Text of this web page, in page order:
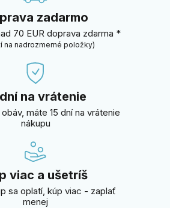
zadarmo
70 EUR doprava zdarma *
na nadrozmerné položky)
na vrátenie
máte 15 dní na vrátenie
nákupu
viac a ušetríš
sa oplatí, kúp viac - zaplať
menej